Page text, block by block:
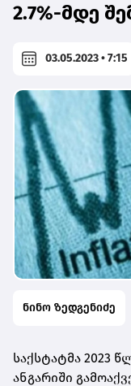
2.7%-მდე
03.05.2023 • 7:15
ნინო ზედგენიძე
საქსტატმა 2023
ანგარიში